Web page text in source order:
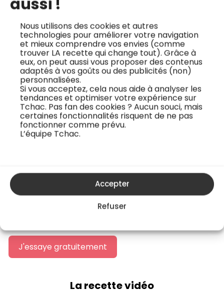
aussi !
Nous utilisons des cookies et autres
technologies pour améliorer votre navigation
et mieux comprendre vos envies (comme
trouver LA recette qui change tout). Grâce à
eux, on peut aussi vous proposer des contenus
adaptés à vos goûts ou des publicités (non)
personnalisées.
Si vous acceptez, cela nous aide à analyser les
tendances et optimiser votre expérience sur
Tchac. Pas fan des cookies ? Aucun souci, mais
certaines fonctionnalités risquent de ne pas
fonctionner comme prévu.
L’équipe Tchac.
Accepter
Refuser
d’abord dans les salons de réception du George V puis
en tant que chef au Shangri-la. Il remporte le titre de
champion du monde de traiteur en 2015. Pour lui, le
traiteur, c’est “un cuisinier qui s’adapte au volume”.
En 2017, il participe à l’émission Top Chef et finit en
8ème position. A la sortie de cette expérience, Jean-
François Bury décide de se lancer dans sa propre
aventure, en ouvrant son restaurant à Nanterre avec
sa femme Anaïs, Cabane.
bistronomie de Paris, en s’installant en banlieue. C’est
aussi un lieu de découverte, à l’image de Jean-François
et d’Anaïs, pour découvrir une cuisine de chef et de
J'essaye gratuitement
La recette vidéo